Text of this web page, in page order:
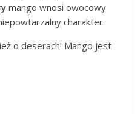
mango wnosi owocowy
charakter.
o deserach! Mango jest